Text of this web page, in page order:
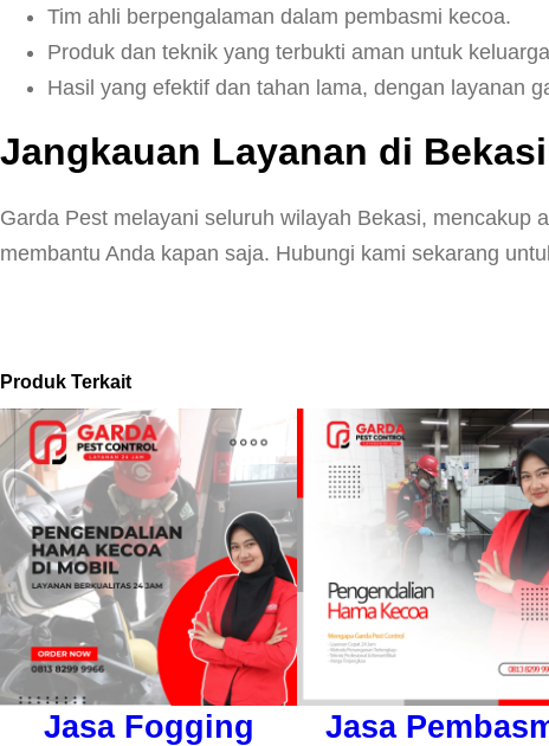
Tim ahli berpengalaman dalam pembasmi kecoa.
Produk dan teknik yang terbukti aman untuk
Hasil yang efektif dan tahan lama, dengan layanan
Jangkauan Layanan di Bekasi
Garda Pest melayani seluruh wilayah Bekasi, mencakup
membantu Anda kapan saja. Hubungi kami sekarang
Produk Terkait
Jasa Fogging
Jasa